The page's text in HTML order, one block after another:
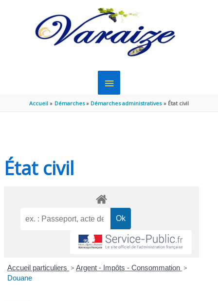
MENU
PRINCIPAL
Accueil Démarches Démarches administratives État civil
État civil
Accueil particuliers > Argent - Impôts - Consommation >
Douane